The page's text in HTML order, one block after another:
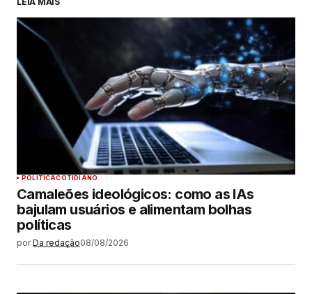
POLÍTICACOTIDIANO
Camaleões ideológicos: como as IAs
bajulam usuários e alimentam bolhas
políticas
por Da redação08/08/2026